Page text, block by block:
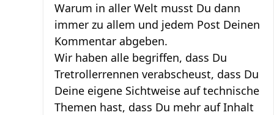
Warum in aller Welt musst Du dann
immer zu allem und jedem Post Deinen
Kommentar abgeben.
Wir haben alle begriffen, dass Du
Tretrollerrennen verabscheust, dass Du
Deine eigene Sichtweise auf technische
Themen hast, dass Du mehr auf Inhalt